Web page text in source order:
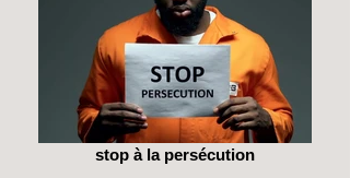
stop à la persécution